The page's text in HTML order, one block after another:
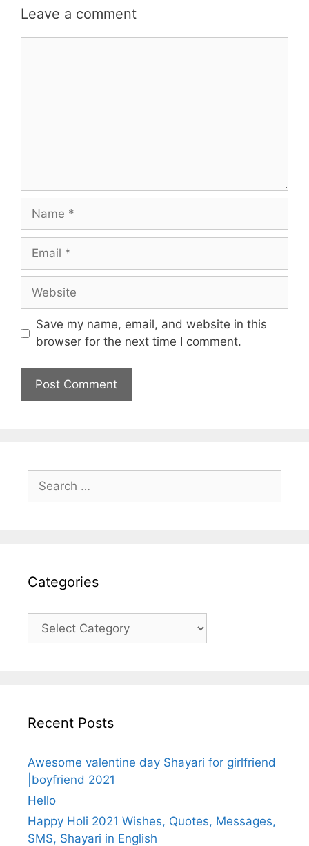
Leave a comment
Name
Email
Website
Save my name, email, and website in this
browser for the next time I comment.
for:
Categories
Categories
Recent Posts
Awesome valentine day Shayari for girlfriend
|boyfriend 2021
Hello
Happy Holi 2021 Wishes, Quotes, Messages,
SMS, Shayari in English